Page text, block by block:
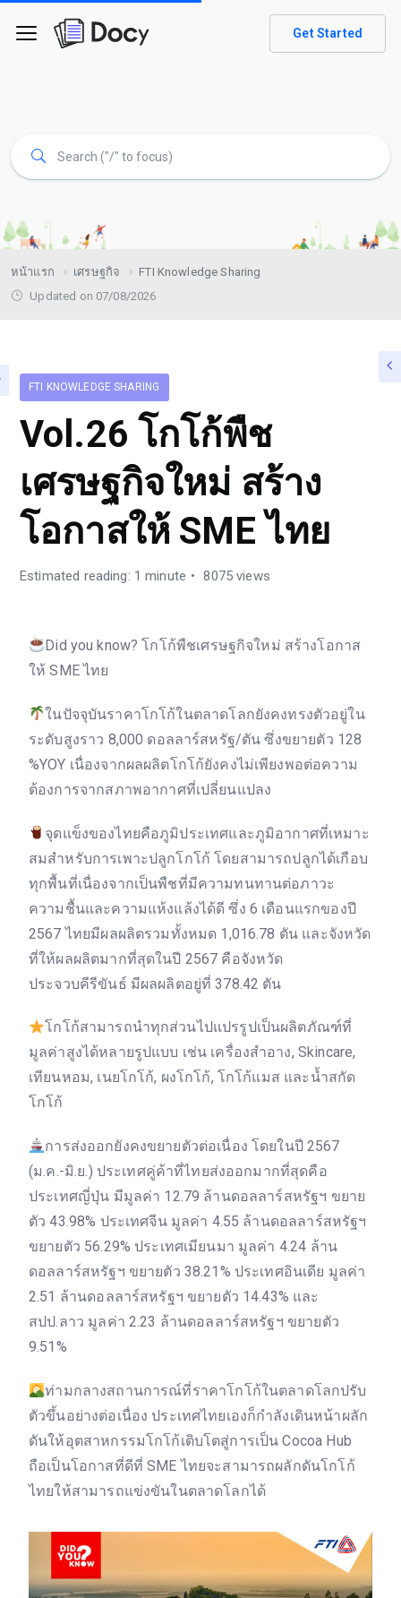
Get Started
หน้าแรก เศรษฐกิจ
FTI Knowledge Sharing
Updated on 07/08/2026
FTI KNOWLEDGE SHARING
Vol.26 โกโก้พืช
เศรษฐกิจใหม่ สร้าง
โอกาสให้ SME ไทย
Estimated reading: 1 minute 8075 views
Did you know? โกโก้พืชเศรษฐกิจใหม่ สร้างโอกาส
ให้ SME ไทย
ในปัจจุบันราคาโกโก้ในตลาดโลกยังคงทรงตัวอยู่ใน
ระดับสูงราว 8,000 ดอลลาร์สหรัฐ/ตัน ซึ่งขยายตัว 128
%YOY เนื่องจากผลผลิตโกโก้ยังคงไม่เพียงพอต่อความ
ต้องการจากสภาพอากาศที่เปลี่ยนแปลง
จุดแข็งของไทยคือภูมิประเทศและภูมิอากาศที่เหมาะ
สมสำหรับการเพาะปลูกโกโก้ โดยสามารถปลูกได้เกือบ
ทุกพื้นที่เนื่องจากเป็นพืชที่มีความทนทานต่อภาวะ
ความชื้นและความแห้งแล้งได้ดี ซึ่ง 6 เดือนแรกของปี
2567 ไทยมีผลผลิตรวมทั้งหมด 1,016.78 ตัน และจังหวัด
ที่ให้ผลผลิตมากที่สุดในปี 2567 คือจังหวัด
ประจวบคีรีขันธ์ มีผลผลิตอยู่ที่ 378.42 ตัน
โกโก้สามารถนำทุกส่วนไปแปรรูปเป็นผลิตภัณฑ์ที่
มูลค่าสูงได้หลายรูปแบบ เช่น เครื่องสำอาง, Skincare,
เทียนหอม, เนยโกโก้, ผงโกโก้, โกโก้แมส และน้ำสกัด
โกโก้
การส่งออกยังคงขยายตัวต่อเนื่อง โดยในปี 2567
(ม.ค.-มิ.ย.) ประเทศคู่ค้าที่ไทยส่งออกมากที่สุดคือ
ประเทศญี่ปุ่น มีมูลค่า 12.79 ล้านดอลลาร์สหรัฐฯ ขยาย
ตัว 43.98% ประเทศจีน มูลค่า 4.55 ล้านดอลลาร์สหรัฐฯ
ขยายตัว 56.29% ประเทศเมียนมา มูลค่า 4.24 ล้าน
ดอลลาร์สหรัฐฯ ขยายตัว 38.21% ประเทศอินเดีย มูลค่า
2.51 ล้านดอลลาร์สหรัฐฯ ขยายตัว 14.43% และ
สปป.ลาว มูลค่า 2.23 ล้านดอลลาร์สหรัฐฯ ขยายตัว
9.51%
ท่ามกลางสถานการณ์ที่ราคาโกโก้ในตลาดโลกปรับ
ตัวขึ้นอย่างต่อเนื่อง ประเทศไทยเองก็กำลังเดินหน้าผลัก
ดันให้อุตสาหกรรมโกโก้เติบโตสู่การเป็น Cocoa Hub
ถือเป็นโอกาสที่ดีที่ SME ไทยจะสามารถผลักดันโกโก้
ไทยให้สามารถแข่งขันในตลาดโลกได้